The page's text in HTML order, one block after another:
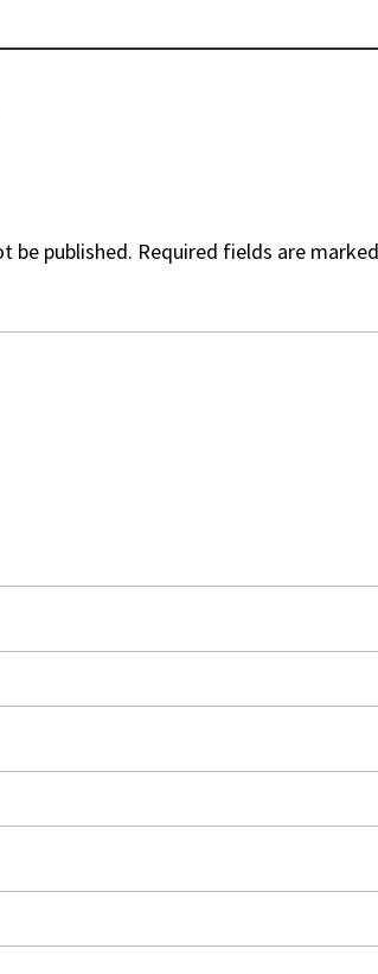
be published. Required fields are marked